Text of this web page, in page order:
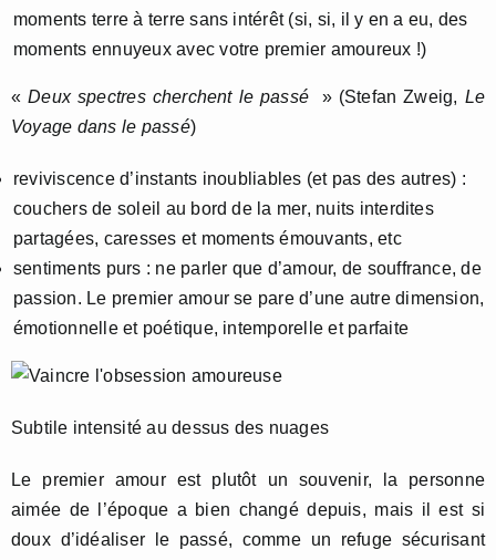
moments terre à terre sans intérêt (si, si, il y en a eu, des
moments ennuyeux avec votre premier amoureux !)
«Deux spectres cherchent le passé » (Stefan Zweig, Le
Voyage dans le passé)
reviviscence d’instants inoubliables (et pas des autres) :
couchers de soleil au bord de la mer, nuits interdites
partagées, caresses et moments émouvants, etc
sentiments purs : ne parler que d’amour, de souffrance, de
passion. Le premier amour se pare d’une autre dimension,
émotionnelle et poétique, intemporelle et parfaite
Subtile intensité au dessus des nuages
Le premier amour est plutôt un souvenir, la personne
aimée de l’époque a bien changé depuis, mais il est si
doux d’idéaliser le passé, comme un refuge sécurisant